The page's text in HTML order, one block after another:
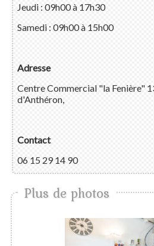
Jeudi : 09h00 à 17h30
Samedi : 09h00 à 15h00
Adresse
Centre Commercial "la Fenière"
d'Anthéron,
Contact
06 15 29 14 90
Plus de photos